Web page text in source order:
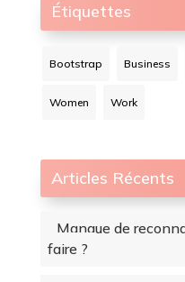
Étiquettes
Bootstrap Business
Women Work
Articles Récents
Manque de
faire ?